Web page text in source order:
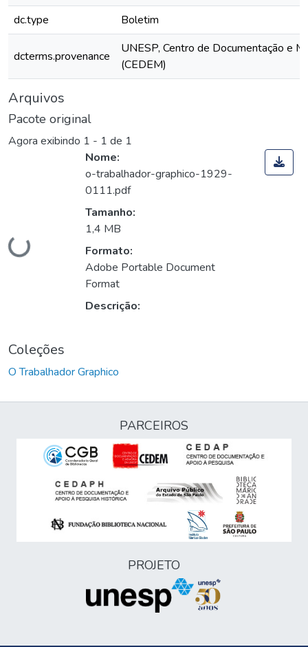
dc.type
Boletim
dcterms.provenance
UNESP, Centro de Documentação e
(CEDEM)
Arquivos
Pacote original
Agora exibindo 1 - 1 de 1
Carregando...
Nome:
o-trabalhador-graphico-1929-
0111.pdf
Tamanho:
1,4 MB
Formato:
Adobe Portable Document
Format
Descrição:
Coleções
O Trabalhador Graphico
PARCEIROS
PROJETO